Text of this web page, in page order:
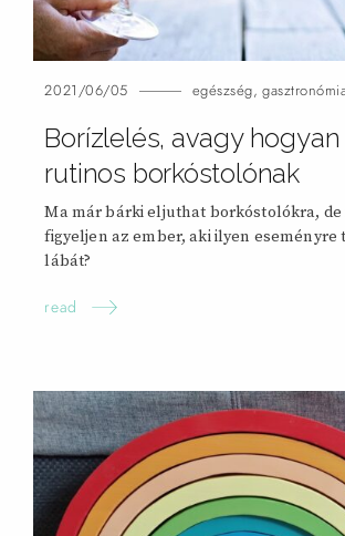
2021/06/05 egészség,
Borízlelés, avagy
rutinos borkóstolónak
Ma már bárki eljuthat borkóstolókra, de
figyeljen az ember, aki ilyen eseményre
lábát?
read